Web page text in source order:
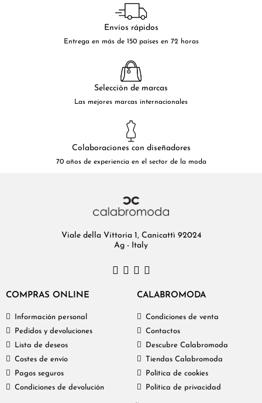
Envíos rápidos
Entrega en más de 150 países en 72 horas
Selección de marcas
Las mejores marcas internacionales
Colaboraciones con diseñadores
70 años de experiencia en el sector de la moda
Viale della Vittoria 1, Canicattì 92024
Ag - Italy
COMPRAS ONLINE
Información personal
Pedidos y devoluciones
Lista de deseos
Costes de envío
Pagos seguros
Condiciones de devolución
CALABROMODA
Condiciones de venta
Contactos
Descubre Calabromoda
Tiendas Calabromoda
Política de cookies
Política de privacidad